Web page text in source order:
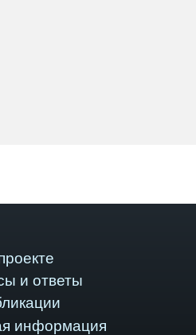
и ответы
информация